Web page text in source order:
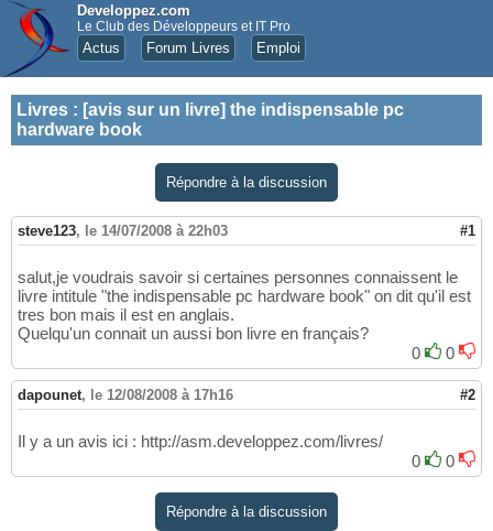
Developpez.com
Le Club des Développeurs et IT Pro
Actus Forum Livres Emploi
Livres : [avis sur un livre] the indispensable pc
hardware book
Répondre à la discussion
steve123, le 14/07/2008 à 22h03 #1
salut,je voudrais savoir si certaines personnes connaissent le
livre intitule "the indispensable pc hardware book" on dit qu'il est
tres bon mais il est en anglais.
Quelqu'un connait un aussi bon livre en français?
0
0
dapounet, le 12/08/2008 à 17h16 #2
Il y a un avis ici : http://asm.developpez.com/livres/
0
0
Répondre à la discussion